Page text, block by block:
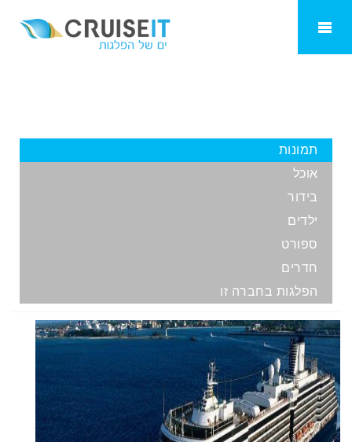
ms Zuiderdam
תמונות
אוכל
בידור
ילדים
ספורט
חדרים
הפלגות בחברה זו